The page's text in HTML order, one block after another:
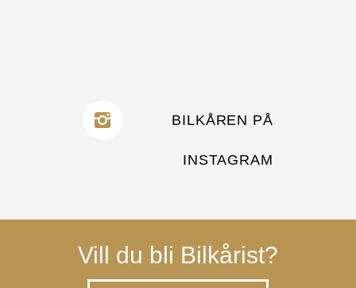
BILKÅREN PÅ
INSTAGRAM
Vill du bli Bilkårist?